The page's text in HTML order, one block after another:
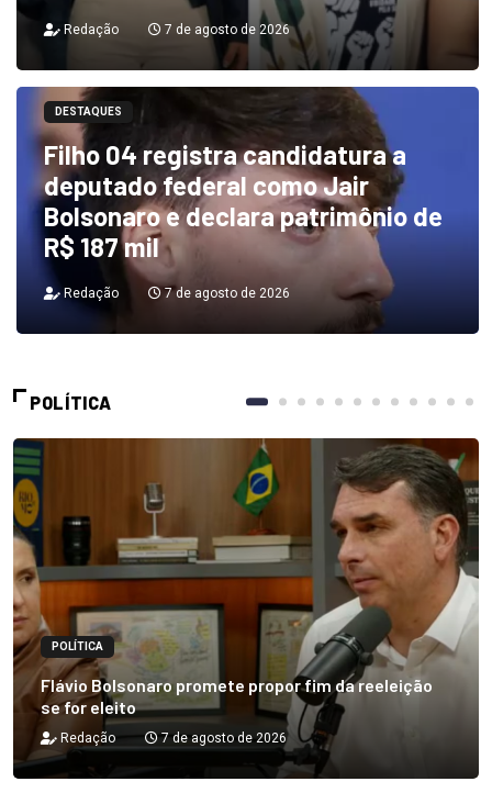
Redação 7 de agosto de 2026
DESTAQUES
Filho 04 registra candidatura a
deputado federal como Jair
Bolsonaro e declara patrimônio de
R$ 187 mil
Redação 7 de agosto de 2026
POLÍTICA
POLÍTICA
Flávio Bolsonaro promete propor fim da reeleição
se for eleito
Redação 7 de agosto de 2026